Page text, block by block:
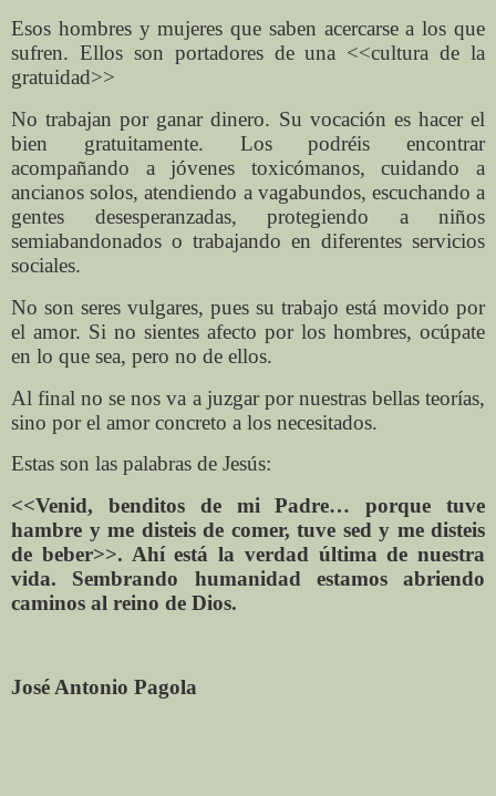
Esos hombres y mujeres que saben acercarse a los que
sufren. Ellos son portadores de una <<cultura de la
gratuidad>>
No trabajan por ganar dinero. Su vocación es hacer el
bien gratuitamente. Los podréis encontrar
acompañando a jóvenes toxicómanos, cuidando a
ancianos solos, atendiendo a vagabundos, escuchando a
gentes desesperanzadas, protegiendo a niños
semiabandonados o trabajando en diferentes servicios
sociales.
No son seres vulgares, pues su trabajo está movido por
el amor. Si no sientes afecto por los hombres, ocúpate
en lo que sea, pero no de ellos.
Al final no se nos va a juzgar por nuestras bellas teorías,
sino por el amor concreto a los necesitados.
Estas son las palabras de Jesús:
<<Venid, benditos de mi Padre… porque tuve
hambre y me disteis de comer, tuve sed y me disteis
de beber>>. Ahí está la verdad última de nuestra
vida. Sembrando humanidad estamos abriendo
caminos al reino de Dios.
José Antonio Pagola